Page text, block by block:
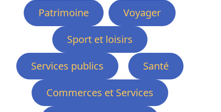
Patrimoine
Voyager
Sport et loisirs
Services publics
Santé
Commerces et Services